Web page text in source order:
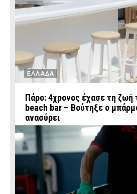
ΕΛΛΑΔΑ
Πάρο: 4χρονος έχασε τη ζωή
beach bar – Βούτηξε ο
ανασύρει